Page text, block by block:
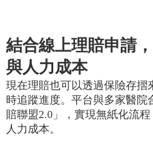
結合線上理賠申請
與人力成本
現在理賠也可以透過保險存摺
時追蹤進度。平台與多家醫院
賠聯盟2.0」，實現無紙化流
人力成本。